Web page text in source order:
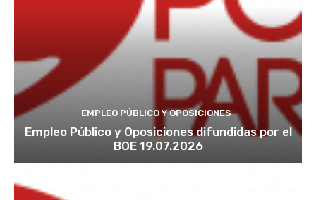
EMPLEO PÚBLICO Y OPOSICIONES
Empleo Público y Oposiciones difundidas por el
BOE 19.07.2026